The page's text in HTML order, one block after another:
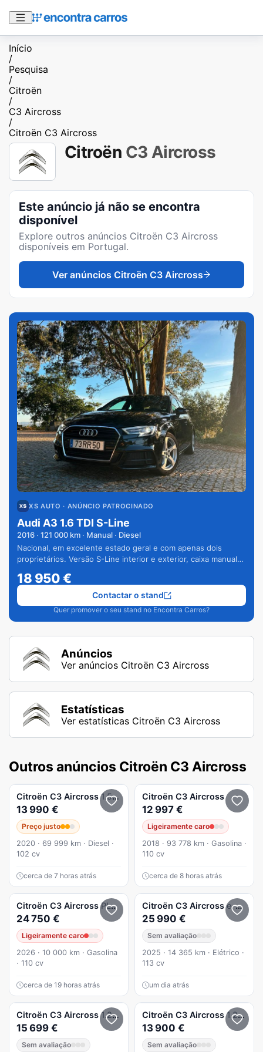
Início
/
Pesquisa
/
Citroën
/
C3 Aircross
/
Citroën C3 Aircross
Citroën C3 Aircross
Este anúncio já não se encontra
disponível
Explore outros anúncios Citroën C3 Aircross
disponíveis em Portugal.
Ver anúncios Citroën C3 Aircross
XS AUTO · ANÚNCIO PATROCINADO
Audi A3 1.6 TDI S-Line
2016 · 121 000 km · Manual · Diesel
Nacional, em excelente estado geral e com apenas dois
proprietários. Versão S-Line interior e exterior, caixa manual
18 950€
Quer promover o seu stand no Encontra Carros?
Contactar o stand
Anúncios
Ver anúncios Citroën C3 Aircross
Estatísticas
Ver estatísticas Citroën C3 Aircross
Outros anúncios Citroën C3 Aircross
Citroën C3 Aircross 1.5 102CV HDi Nacional 64.000Kms (Aceito Retoma)
13 990 €
Preço justo
2020 · 69 999 km · Diesel ·
102 cv
cerca de 7 horas atrás
Citroën C3 Aircross
12 997 €
Ligeiramente caro
2018 · 93 778 km · Gasolina ·
110 cv
cerca de 8 horas atrás
Citroën C3 Aircross PLUS
24 750 €
Ligeiramente caro
2026 · 10 000 km · Gasolina
· 110 cv
cerca de 19 horas atrás
Citroën C3 Aircross e-C3 Aircross 44 kWh Autonomia Conforto Max
25 990 €
Sem avaliação
2025 · 14 365 km · Elétrico ·
113 cv
um dia atrás
Citroën C3 Aircross 1.2 PureTech Plus
15 699 €
Sem avaliação
Citroën C3 Aircross 1.2 PureTech Feel
13 900 €
Sem avaliação